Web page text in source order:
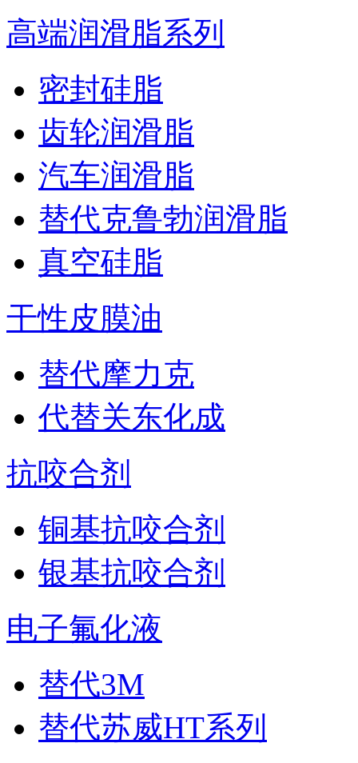
高端润滑脂系列
密封硅脂
齿轮润滑脂
汽车润滑脂
替代克鲁勃润滑脂
真空硅脂
干性皮膜油
替代摩力克
代替关东化成
抗咬合剂
铜基抗咬合剂
银基抗咬合剂
电子氟化液
替代3M
替代苏威HT系列